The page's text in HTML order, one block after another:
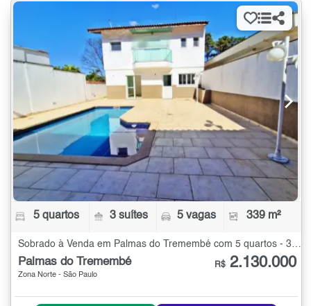
5 quartos 3 suítes 5 vagas 339 m²
Sobrado à Venda em Palmas do Tremembé com 5 quartos - 339 m²
Palmas do Tremembé
Zona Norte - São Paulo
R$ 2.130.000